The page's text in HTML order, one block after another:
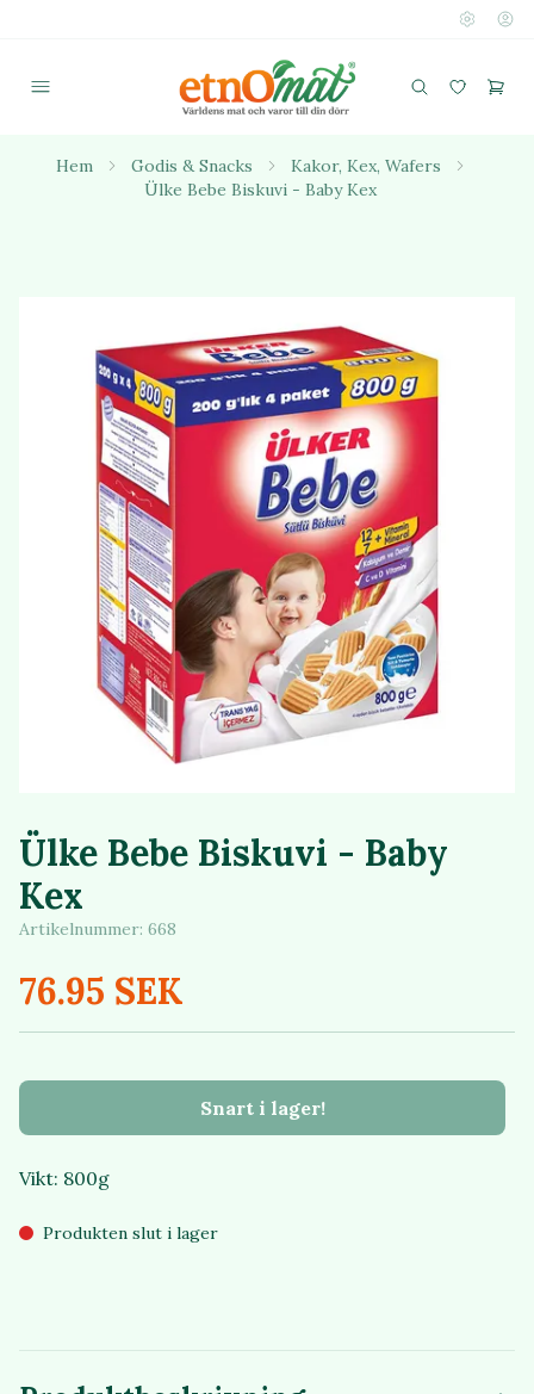
Hem Godis & Snacks
Kakor, Kex, Wafers
Ülke Bebe Biskuvi - Baby Kex
Ülke Bebe Biskuvi - Baby
Kex
Artikelnummer: 668
76.95 SEK
Snart i lager!
Vikt: 800g
Produkten slut i lager